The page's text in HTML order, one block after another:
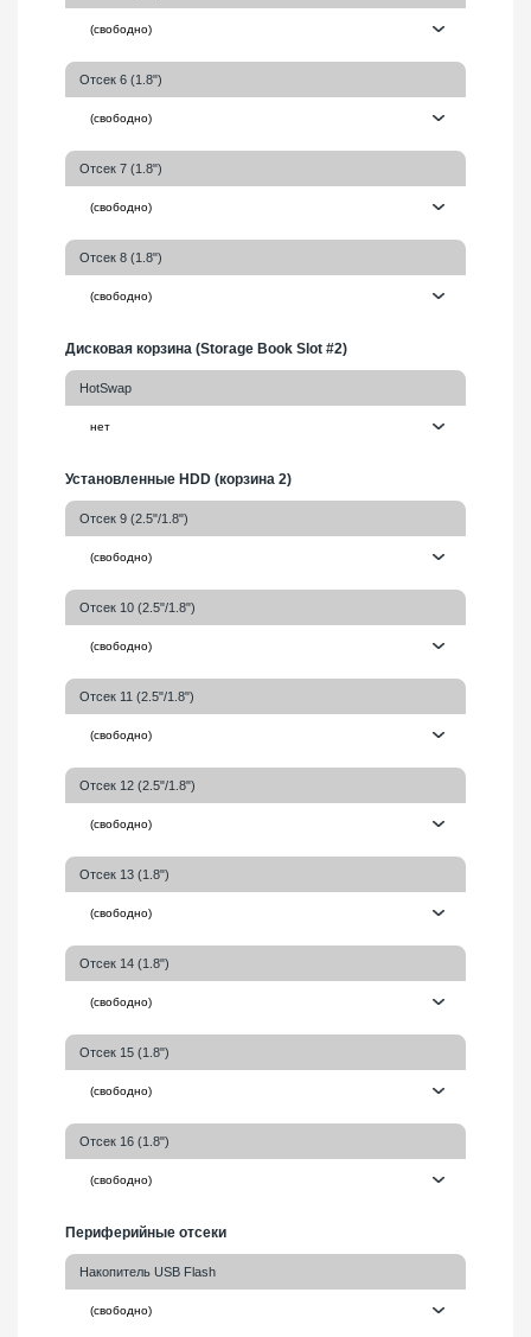
Отсек 6 (1.8")
Отсек 7 (1.8")
Отсек 8 (1.8")
Дисковая корзина (Storage Book Slot #2)
HotSwap
Установленные HDD (корзина 2)
Отсек 9 (2.5"/1.8")
Отсек 10 (2.5"/1.8")
Отсек 11 (2.5"/1.8")
Отсек 12 (2.5"/1.8")
Отсек 13 (1.8")
Отсек 14 (1.8")
Отсек 15 (1.8")
Отсек 16 (1.8")
Периферийные отсеки
Накопитель USB Flash